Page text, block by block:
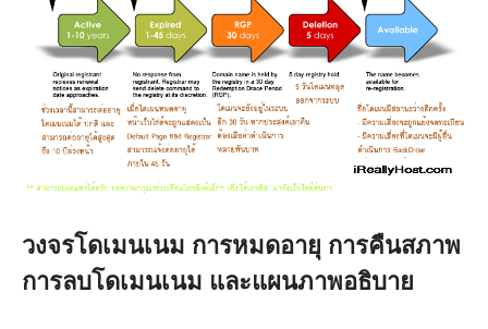
วงจรโดเมนเนม การหมดอายุ การคืนสภาพ
การลบโดเมนเนม และแผนภาพอธิบาย